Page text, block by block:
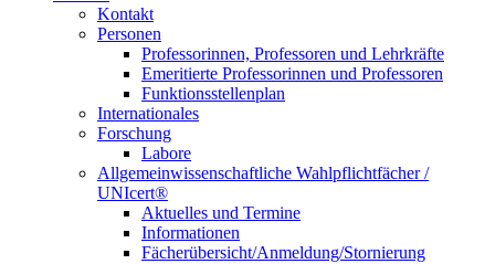
Kontakt
Personen
Professorinnen, Professoren und Lehrkräfte
Emeritierte Professorinnen und Professoren
Funktionsstellenplan
Internationales
Forschung
Labore
Allgemeinwissenschaftliche Wahlpflichtfächer /
UNIcert®
Aktuelles und Termine
Informationen
Fächerübersicht/Anmeldung/Stornierung